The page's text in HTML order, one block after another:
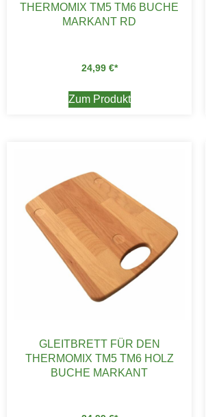
THERMOMIX TM5 TM6 BUCHE
MARKANT RD
24,99 €
Zum Produkt
GLEITBRETT FÜR DEN
THERMOMIX TM5 TM6 HOLZ
BUCHE MARKANT